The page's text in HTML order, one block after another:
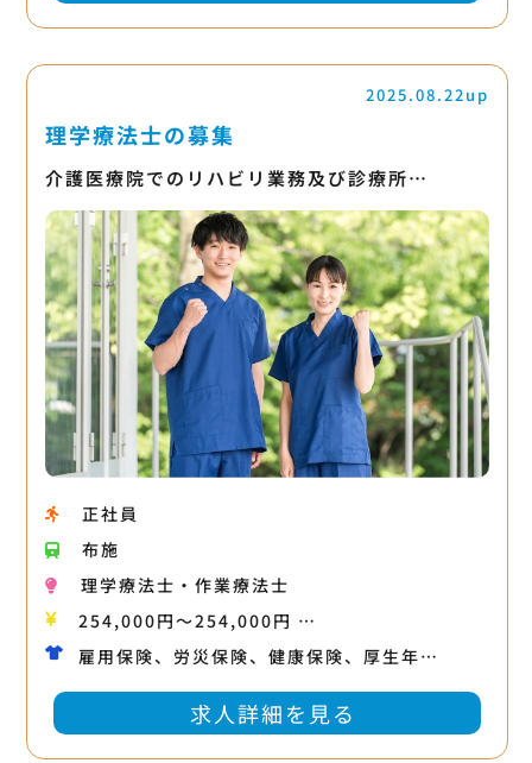
2025.08.22up
理学療法士の募集
介護医療院でのリハビリ業務及び診療所…
正社員
布施
理学療法士・作業療法士
254,000円〜254,000円 …
雇用保険、労災保険、健康保険、厚生年…
求人詳細を見る